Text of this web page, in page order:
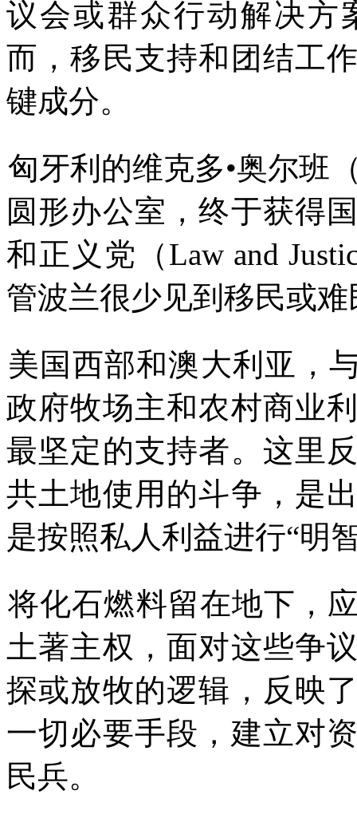
议会或群众行动解决方
而，移民支持和团结工
键成分。
匈牙利的维克多•奥尔班
圆形办公室，终于获得
和正义党（Law and
管波兰很少见到移民或难
美国西部和澳大利亚，
政府牧场主和农村商业
最坚定的支持者。这里
共土地使用的斗争，是
是按照私人利益进行“明
将化石燃料留在地下，
土著主权，面对这些争
探或放牧的逻辑，反映
一切必要手段，建立对
民兵。